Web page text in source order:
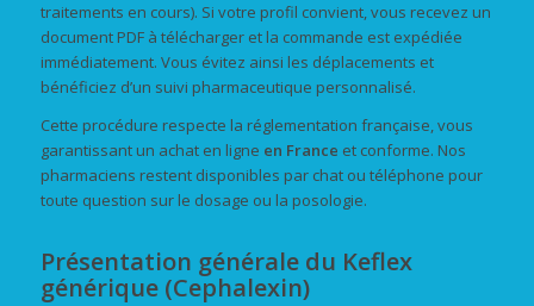
traitements en cours). Si votre profil convient, vous recevez un
document PDF à télécharger et la commande est expédiée
immédiatement. Vous évitez ainsi les déplacements et
bénéficiez d’un suivi pharmaceutique personnalisé.
Cette procédure respecte la réglementation française, vous
garantissant un achat en ligne en France et conforme. Nos
pharmaciens restent disponibles par chat ou téléphone pour
toute question sur le dosage ou la posologie.
Présentation générale du Keflex
générique (Cephalexin)